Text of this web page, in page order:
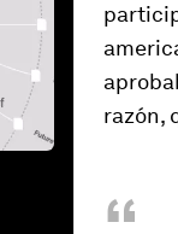
razón,